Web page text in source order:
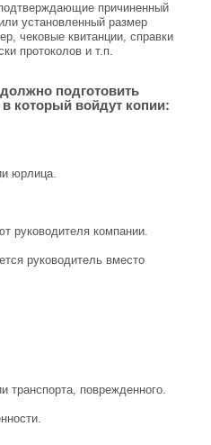
причиненный
установленный размер
чековые квитанции, справки
протоколов и т.п.
подготовить
который войдут копии:
юрлица.
руководителя компании.
руководитель вместо
транспорта, поврежденного.